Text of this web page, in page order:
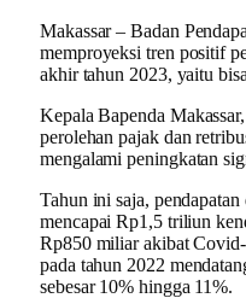
Makassar – Badan
memproyeksi tren positif
akhir tahun 2023, yaitu
Kepala Bapenda
perolehan pajak dan
mengalami peningkatan
Tahun ini saja,
mencapai Rp1,5 triliun
Rp850 miliar akibat
pada tahun 2022
sebesar 10% hingga 11%.